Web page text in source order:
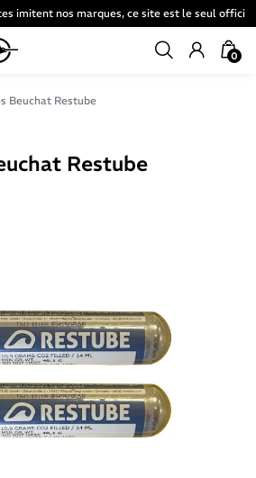
imitent nos marques, ce site est le seul officiel
0
Beuchat Restube
Restube